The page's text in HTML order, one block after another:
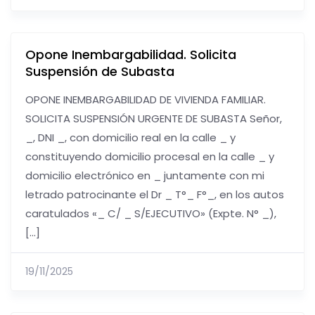
Opone Inembargabilidad. Solicita
Suspensión de Subasta
OPONE INEMBARGABILIDAD DE VIVIENDA FAMILIAR.
SOLICITA SUSPENSIÓN URGENTE DE SUBASTA Señor,
_, DNI _, con domicilio real en la calle _ y
constituyendo domicilio procesal en la calle _ y
domicilio electrónico en _ juntamente con mi
letrado patrocinante el Dr _ T°_ F°_, en los autos
caratulados «_ C/ _ S/EJECUTIVO» (Expte. N° _),
[…]
19/11/2025